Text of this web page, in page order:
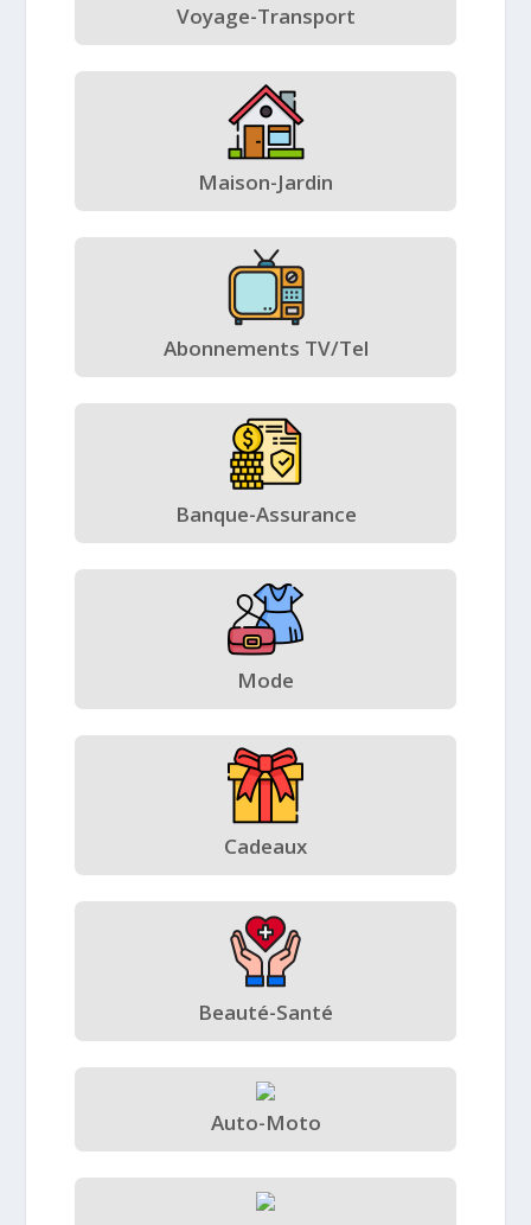
Voyage-Transport
Maison-Jardin
Abonnements TV/Tel
Banque-Assurance
Mode
Cadeaux
Beauté-Santé
Auto-Moto